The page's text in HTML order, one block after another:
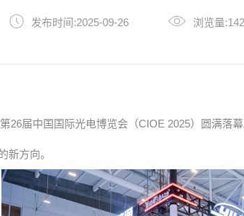
发布时间:2025-09-26 浏览量
届中国国际光电博览会（CIOE 2025）圆满落
新方向。